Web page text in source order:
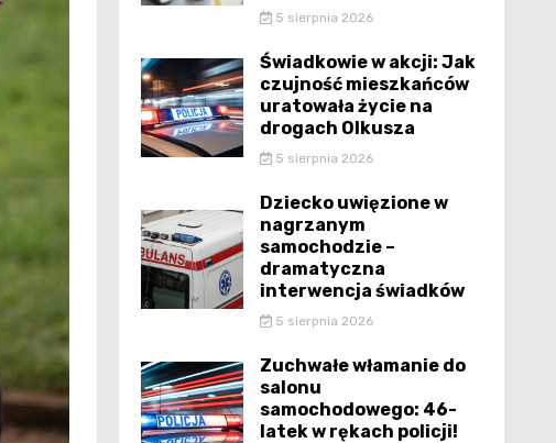
5 sierpnia 2026
Świadkowie w akcji: Jak
czujność mieszkańców
uratowała życie na
drogach Olkusza
5 sierpnia 2026
Dziecko uwięzione w
nagrzanym
samochodzie –
dramatyczna
interwencja świadków
5 sierpnia 2026
Zuchwałe włamanie do
salonu
samochodowego: 46-
latek w rękach policji!